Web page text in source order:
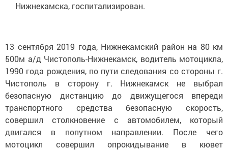
Нижнекамска, госпитализирован.
13 сентября 2019 года, Нижнекамский район на 80 км
500м а/д Чистополь-Нижнекамск, водитель мотоцикла,
1990 года рождения, по пути следования со стороны г.
Чистополь в сторону г. Нижнекамск не выбрал
безопасную дистанцию до движущегося впереди
транспортного средства безопасную скорость,
совершил столкновение с автомобилем, который
двигался в попутном направлении. После чего
мотоцикл совершил опрокидывание в кювет